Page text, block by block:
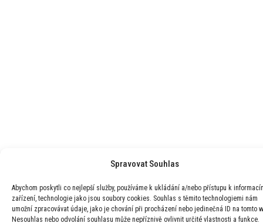
Spravovat Souhlas
Abychom poskytli co nejlepší služby, používáme k ukládání a/nebo přístupu k
zařízení, technologie jako jsou soubory cookies. Souhlas s těmito technologiemi nám
umožní zpracovávat údaje, jako je chování při procházení nebo jedinečná ID na tomto
Nesouhlas nebo odvolání souhlasu může nepříznivě ovlivnit určité vlastnosti a funkce.